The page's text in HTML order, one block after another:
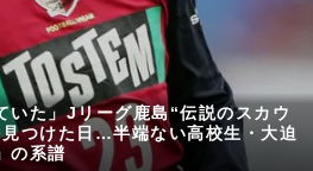
いた」Jリーグ鹿島“伝説のスカウ
つけた日…半端ない高校生・大迫
の系譜